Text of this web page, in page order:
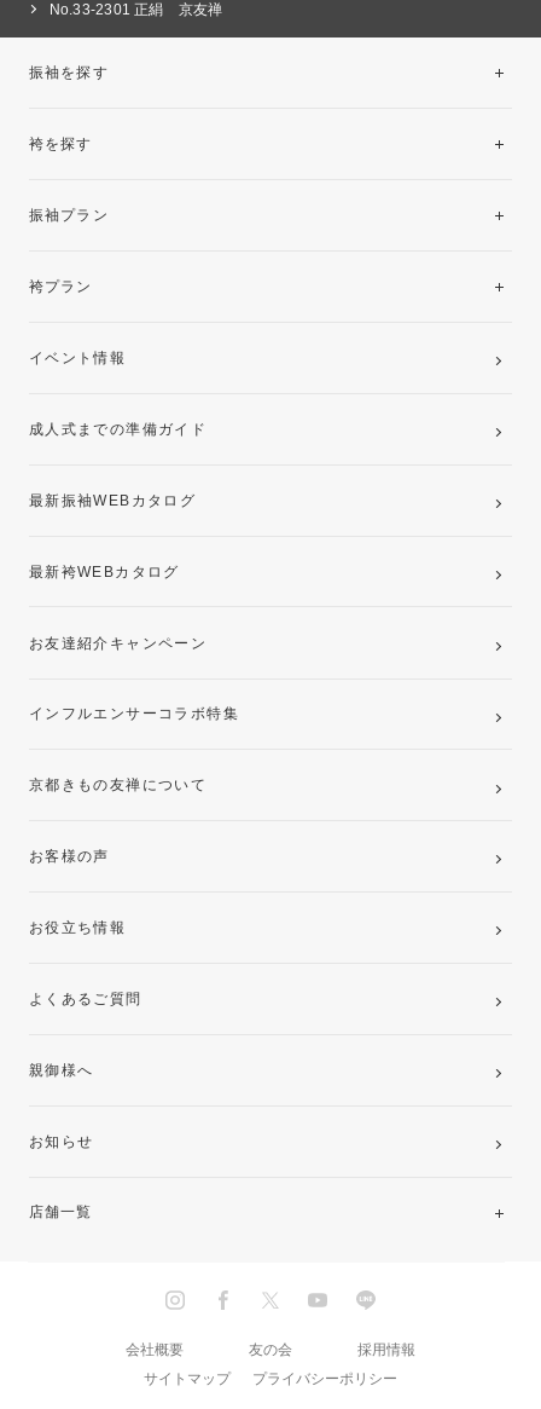
No.33-2301 正絹 京友禅
振袖を探す
袴を探す
振袖プラン
レンタルプラン
袴プラン
卒業袴レンタルプラン
イベント情報
成人式までの準備ガイド
最新振袖WEBカタログ
最新袴WEBカタログ
お友達紹介キャンペーン
インフルエンサーコラボ特集
京都きもの友禅について
お客様の声
お役立ち情報
よくあるご質問
親御様へ
お知らせ
店舗一覧
会社概要 友の会
採用情報
サイトマップ
プライバシーポリシー